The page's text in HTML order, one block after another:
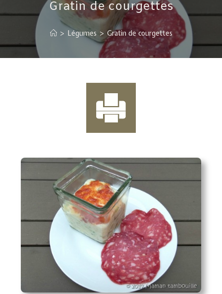
Gratin de courgettes
> Légumes > Gratin de courgettes